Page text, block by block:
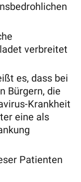
verbreitet
es, dass bei
Bürgern, die
Krankheit
eine als
Patienten